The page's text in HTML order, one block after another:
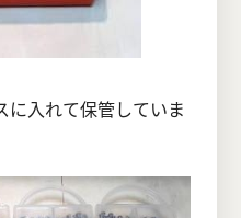
に入れて保管していま